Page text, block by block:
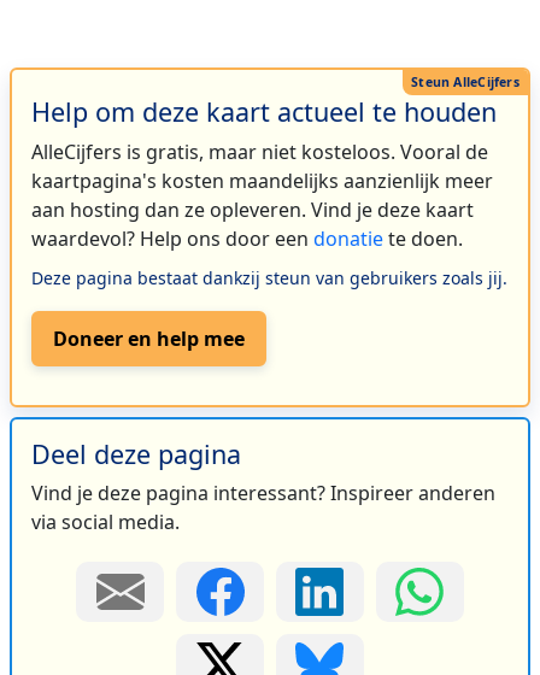
Help om deze kaart actueel te houden
AlleCijfers is gratis, maar niet kosteloos. Vooral de
kaartpagina's kosten maandelijks aanzienlijk meer
aan hosting dan ze opleveren. Vind je deze kaart
waardevol? Help ons door een donatiete doen.
Deze pagina bestaat dankzij steun van gebruikers zoals jij.
Doneer en help mee
Deel deze pagina
Vind je deze pagina interessant? Inspireer anderen
via social media.